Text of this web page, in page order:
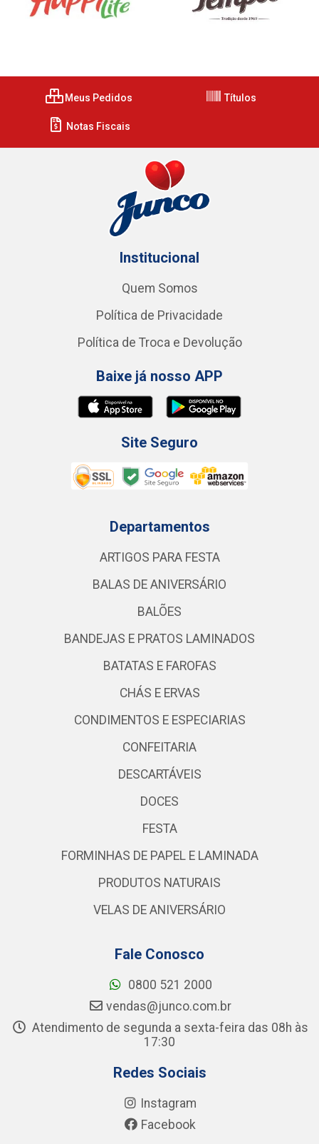
Meus Pedidos Títulos
Notas Fiscais
Institucional
Quem Somos
Política de Privacidade
Política de Troca e Devolução
Baixe já nosso APP
Site Seguro
Departamentos
ARTIGOS PARA FESTA
BALAS DE ANIVERSÁRIO
BALÕES
BANDEJAS E PRATOS LAMINADOS
BATATAS E FAROFAS
CHÁS E ERVAS
CONDIMENTOS E ESPECIARIAS
CONFEITARIA
DESCARTÁVEIS
DOCES
FESTA
FORMINHAS DE PAPEL E LAMINADA
PRODUTOS NATURAIS
VELAS DE ANIVERSÁRIO
Fale Conosco
0800 521 2000
vendas@junco.com.br
Atendimento de segunda a sexta-feira das 08h às
17:30
Redes Sociais
Instagram
Facebook